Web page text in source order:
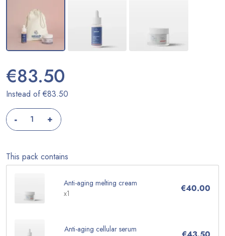
€83.50
Instead of €83.50
- +
This pack contains
Anti-aging melting cream
x1
€40.00
Anti-aging cellular serum